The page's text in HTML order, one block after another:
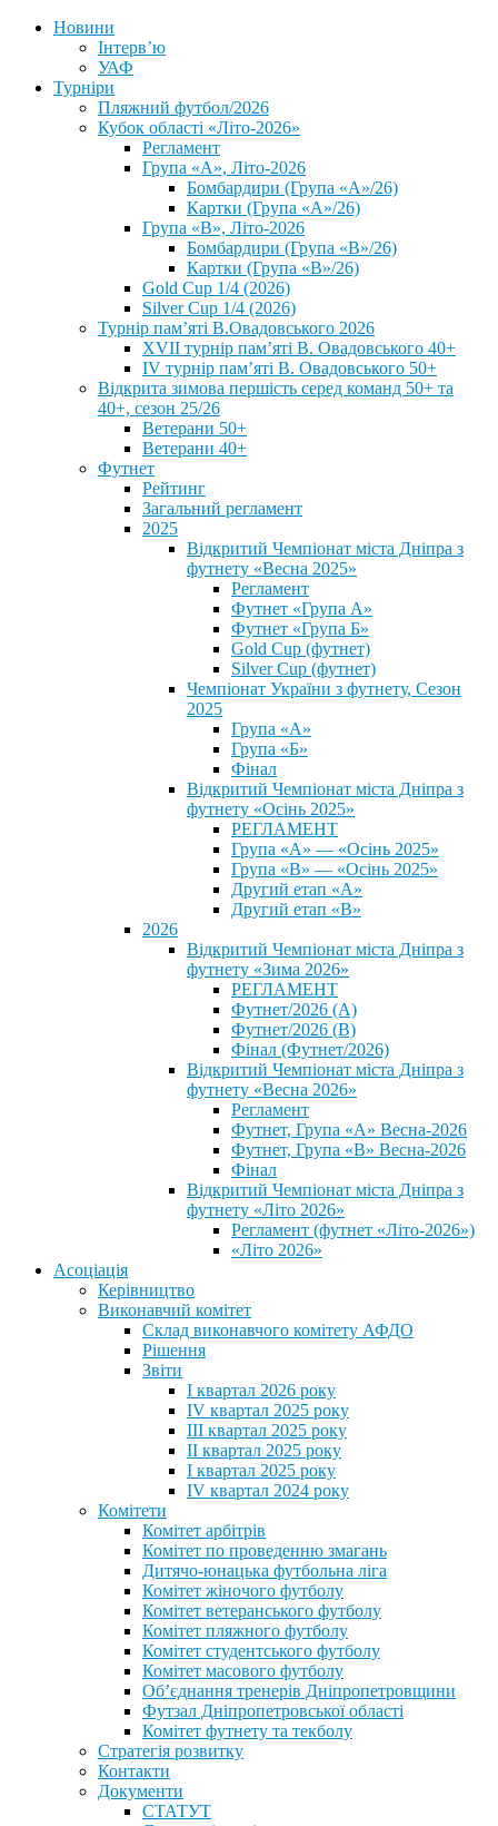
Новини
Інтерв’ю
УАФ
Турніри
Пляжний футбол/2026
Кубок області «Літо-2026»
Регламент
Група «А», Літо-2026
Бомбардири (Група «А»/26)
Картки (Група «А»/26)
Група «В», Літо-2026
Бомбардири (Група «В»/26)
Картки (Група «В»/26)
Gold Cup 1/4 (2026)
Silver Cup 1/4 (2026)
Турнір пам’яті В.Овадовського 2026
XVII турнір пам’яті В. Овадовського 40+
IV турнір пам’яті В. Овадовського 50+
Відкрита зимова першість серед команд 50+ та
40+, сезон 25/26
Ветерани 50+
Ветерани 40+
Футнет
Рейтинг
Загальний регламент
2025
Відкритий Чемпіонат міста Дніпра з
футнету «Весна 2025»
Регламент
Футнет «Група А»
Футнет «Група Б»
Gold Cup (футнет)
Silver Cup (футнет)
Чемпіонат України з футнету, Сезон
2025
Група «А»
Група «Б»
Фінал
Відкритий Чемпіонат міста Дніпра з
футнету «Осінь 2025»
РЕГЛАМЕНТ
Група «А» — «Осінь 2025»
Група «В» — «Осінь 2025»
Другий етап «А»
Другий етап «В»
2026
Відкритий Чемпіонат міста Дніпра з
футнету «Зима 2026»
РЕГЛАМЕНТ
Футнет/2026 (А)
Футнет/2026 (В)
Фінал (Футнет/2026)
Відкритий Чемпіонат міста Дніпра з
футнету «Весна 2026»
Регламент
Футнет, Група «А» Весна-2026
Футнет, Група «В» Весна-2026
Фінал
Відкритий Чемпіонат міста Дніпра з
футнету «Літо 2026»
Регламент (футнет «Літо-2026»)
«Літо 2026»
Асоціація
Керівництво
Виконавчий комітет
Склад виконавчого комітету АФДО
Рішення
Звіти
I квартал 2026 року
IV квартал 2025 року
III квартал 2025 року
II квартал 2025 року
I квартал 2025 року
IV квартал 2024 року
Комітети
Комітет арбітрів
Комітет по проведенню змагань
Дитячо-юнацька футбольна ліга
Комітет жіночого футболу
Комітет ветеранського футболу
Комітет пляжного футболу
Комітет студентського футболу
Комітет масового футболу
Обʼєднання тренерів Дніпропетровщини
Футзал Дніпропетровської області
Комітет футнету та текболу
Стратегія розвитку
Контакти
Документи
СТАТУТ